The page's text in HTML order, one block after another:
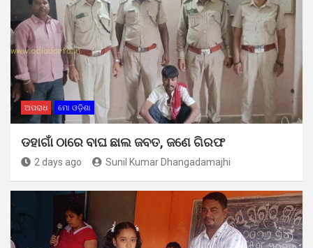
ଅପରାଧ ମୋ ଓଡ଼ିଶା
ଡହାଗାଁ ଠାରେ ବାଘ ଛାଲ ଜବତ, ଜଣେ ଗିରଫ
2 days ago Sunil Kumar Dhangadamajhi